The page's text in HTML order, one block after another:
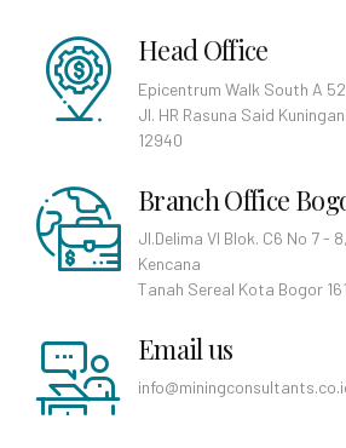
Head Office
Epicentrum Walk South A
Jl. HR Rasuna Said
12940
Branch Office
Jl.Delima VI Blok. C6 No 7 -
Kencana
Tanah Sereal Kota Bogor
Email us